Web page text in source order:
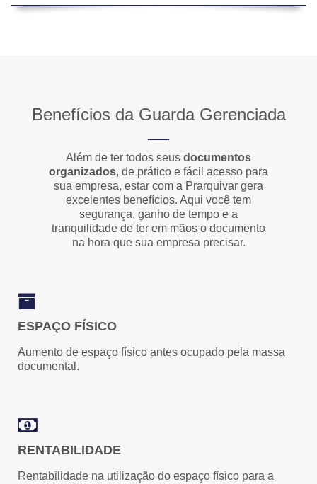
Benefícios da Guarda Gerenciada
Além de ter todos seus documentos
organizados, de prático e fácil acesso para
sua empresa, estar com a Prarquivar gera
excelentes benefícios. Aqui você tem
segurança, ganho de tempo e a
tranquilidade de ter em mãos o documento
na hora que sua empresa precisar.
ESPAÇO FÍSICO
Aumento de espaço físico antes ocupado pela massa
documental.
RENTABILIDADE
Rentabilidade na utilização do espaço físico para a